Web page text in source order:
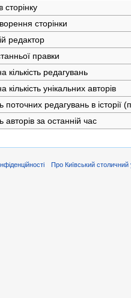
сторінку
сторінки
редактор
правки
кількість редагувань
кількість унікальних авторів
поточних редагувань в
авторів за останній час
Про Київський столичний